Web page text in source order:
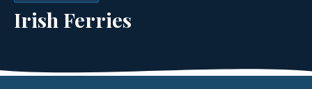
Irish Ferries